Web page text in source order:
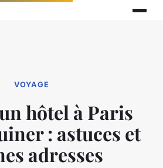
VOYAGE
hôtel à Paris
: astuces et
adresses